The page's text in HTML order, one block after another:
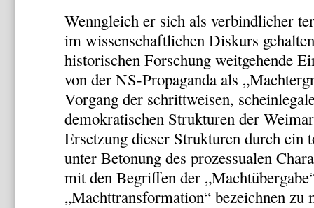
Wenngleich er sich als verbindlicher
im wissenschaftlichen Diskurs
historischen Forschung weitgehende
von der NS-Propaganda als
Vorgang der schrittweisen,
demokratischen Strukturen der
Ersetzung dieser Strukturen durch ein
unter Betonung des prozessualen
mit den Begriffen der
„Machttransformation“ bezeichnen zu